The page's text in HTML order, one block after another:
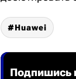
Huawei
Подпишись